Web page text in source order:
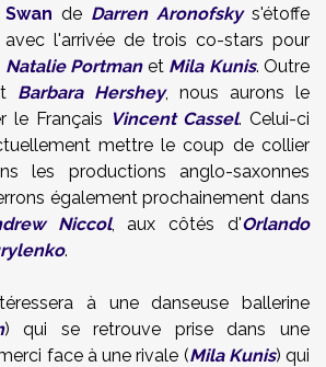
Swan de Darren Aronofskys'étoffe
avec l'arrivée de trois co-stars pour
Natalie Portmanet Mila Kunis. Outre
Barbara Hershey, nous aurons le
le Français Vincent Cassel. Celui-ci
mettre le coup de collier
les productions anglo-saxonnes
également prochainement dans
Niccol, aux côtés d'Orlando
.
à une danseuse ballerine
) qui se retrouve prise dans une
face à une rivale (Mila Kunis) qui